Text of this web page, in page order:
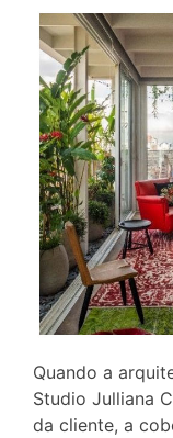
Quando a
Studio Julliana
da cliente, a